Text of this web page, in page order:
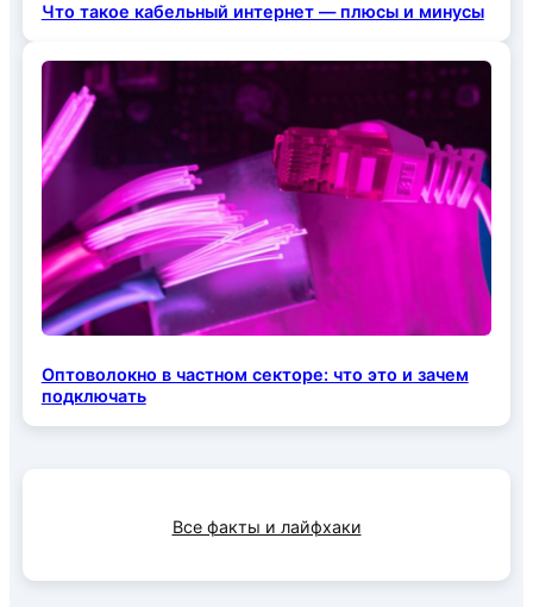
Что такое кабельный интернет — плюсы и минусы
Оптоволокно в частном секторе: что это и зачем
подключать
Все факты и лайфхаки